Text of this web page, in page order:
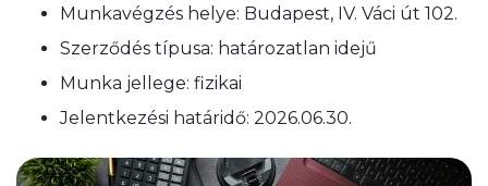
Munkavégzés helye: Budapest, IV. Váci út 102.
Szerződés típusa: határozatlan idejű
Munka jellege: fizikai
Jelentkezési határidő: 2026.06.30.